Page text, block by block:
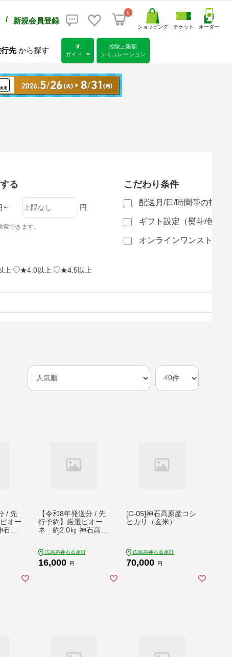
/ 新規会員登録
0
ショッピング チケット オーダー
先 から探す
🔰
ガイド
控除上限額
シミュレーション
る
～ 円
できます。
上 ★4.0以上 ★4.5以上
こだわり条件
配送月/日/時間帯の指定
ギフト設定（熨斗/包装
オンラインワンストップ
/ 先
オー
高
【令和8年発送分 / 先
行予約】厳選ピオー
ネ 約2.0㎏ 神石高原
広島県神石高原町
16,000 円
[C-05]神石高原産コシ
ヒカリ（玄米）
広島県神石高原町
70,000 円